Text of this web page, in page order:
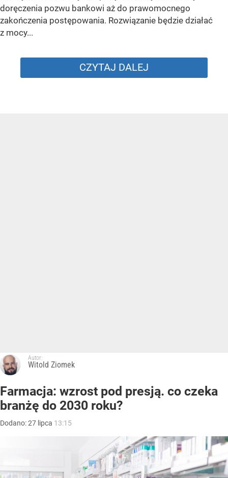
doręczenia pozwu bankowi aż do prawomocnego
zakończenia postępowania. Rozwiązanie będzie działać
z mocy...
CZYTAJ DALEJ
Autor:
Witold Ziomek
Farmacja: wzrost pod presją. co czeka
branżę do 2030 roku?
Dodano:27 lipca 13:15